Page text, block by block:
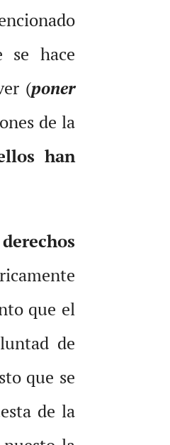
se hace
(poner
de la
han
que el
de
que se
de la